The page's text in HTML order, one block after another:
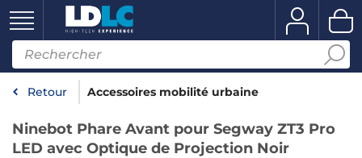
Retour Accessoires mobilité urbaine
Ninebot Phare Avant pour Segway ZT3 Pro
LED avec Optique de Projection Noir